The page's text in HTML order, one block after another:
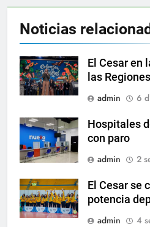
Noticias
El Cesar en
las Regiones
admin
6
Hospitales
con paro
admin
2
El Cesar se
potencia
admin
4